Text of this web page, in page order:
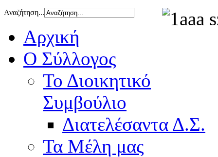
Αναζήτηση...
Αρχική
Ο Σύλλογος
Το Διοικητικό
Συμβούλιο
Διατελέσαντα Δ.Σ.
Τα Μέλη μας